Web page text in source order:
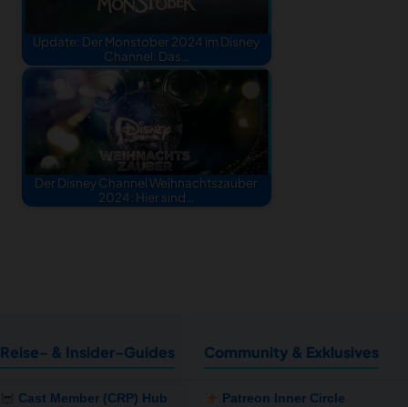
Update: Der Monstober 2024 im Disney
Channel: Das…
Der Disney Channel Weihnachtszauber
2024: Hier sind…
Reise- & Insider-Guides
Cast Member (CRP) Hub
Community & Exklusives
Patreon Inner Circle